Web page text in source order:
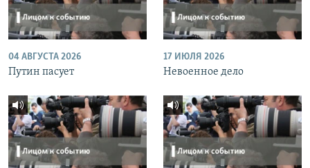
04 АВГУСТА 2026
Путин пасует
17 ИЮЛЯ 2026
Невоенное дело